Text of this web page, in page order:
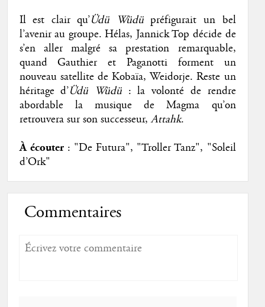
Il est clair qu’Üdü Wüdüpréfigurait un bel
l’avenir au groupe. Hélas, Jannick Top décide de
s’en aller malgré sa prestation remarquable,
quand Gauthier et Paganotti forment un
nouveau satellite de Kobaïa, Weidorje. Reste un
héritage d’Üdü Wüdü: la volonté de rendre
abordable la musique de Magma qu’on
retrouvera sur son successeur,Attahk.
À écouter: "De Futura", "Troller Tanz", "Soleil
d’Ork"
Commentaires